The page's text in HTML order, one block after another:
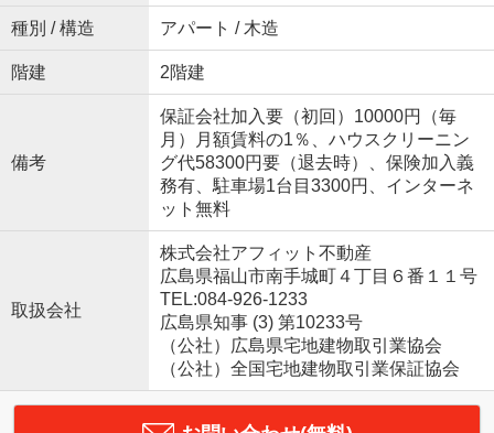
種別 / 構造 アパート / 木造
階建 2階建
備考
保証会社加入要（初回）10000円（毎
月）月額賃料の1％、ハウスクリーニン
グ代58300円要（退去時）、保険加入義
務有、駐車場1台目3300円、インターネ
ット無料
取扱会社
株式会社アフィット不動産
広島県福山市南手城町４丁目６番１１号
TEL:084-926-1233
広島県知事 (3) 第10233号
（公社）広島県宅地建物取引業協会
（公社）全国宅地建物取引業保証協会